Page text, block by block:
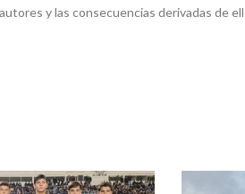
y las consecuencias derivadas de